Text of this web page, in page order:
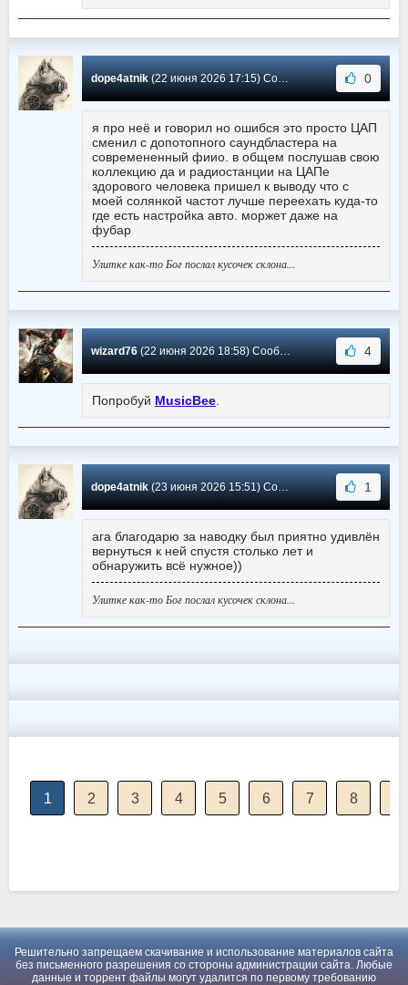
dope4atnik(22 июня 2026 17:15) Сообщение #3669 0
я про неё и говорил но ошибся это просто ЦАП
сменил с допотопного саундбластера на
современенный фиио. в общем послушав свою
коллекцию да и радиостанции на ЦАПе
здорового человека пришел к выводу что с
моей солянкой частот лучше переехать куда-то
где есть настройка авто. моржет даже на
фубар
Улитке как-то Бог послал кусочек склона...
wizard76(22 июня 2026 18:58) Сообщение #3668 4
Попробуй MusicBee.
dope4atnik(23 июня 2026 15:51) Сообщение #3667 1
ага благодарю за наводку был приятно удивлён
вернуться к ней спустя столько лет и
обнаружить всё нужное))
Улитке как-то Бог послал кусочек склона...
1 2 3 4 5 6 7 8
Решительно запрещаем скачивание и использование материалов сайта
без письменного разрешения со стороны администрации сайта. Любые
данные и торрент файлы могут удалится по первому требованию